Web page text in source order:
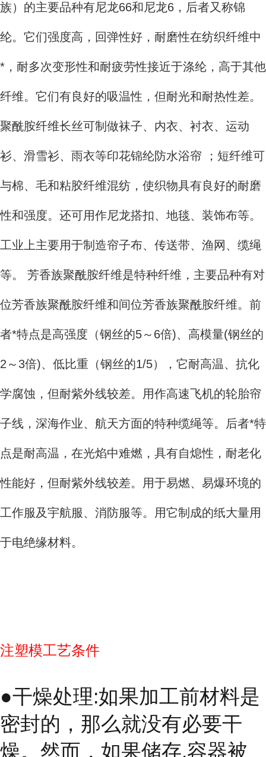
族）的主要品种有尼龙66和尼龙6，后者又称锦
纶。它们强度高，回弹性好，耐磨性在纺织纤维中
*，耐多次变形性和耐疲劳性接近于涤纶，高于其他
纤维。它们有良好的吸温性，但耐光和耐热性差。
聚酰胺纤维长丝可制做袜子、内衣、衬衣、运动
衫、滑雪衫、雨衣等印花锦纶防水浴帘 ；短纤维可
与棉、毛和粘胶纤维混纺，使织物具有良好的耐磨
性和强度。还可用作尼龙搭扣、地毯、装饰布等。
工业上主要用于制造帘子布、传送带、渔网、缆绳
等。 芳香族聚酰胺纤维是特种纤维，主要品种有对
位芳香族聚酰胺纤维和间位芳香族聚酰胺纤维。前
者*特点是高强度（钢丝的5～6倍)、高模量(钢丝的
2～3倍)、低比重（钢丝的1/5），它耐高温、抗化
学腐蚀，但耐紫外线较差。用作高速飞机的轮胎帘
子线，深海作业、航天方面的特种缆绳等。后者*特
点是耐高温，在光焰中难燃，具有自熄性，耐老化
性能好，但耐紫外线较差。用于易燃、易爆环境的
工作服及宇航服、消防服等。用它制成的纸大量用
于电绝缘材料。
注塑模工艺条件
●干燥处理:如果加工前材料是
密封的，那么就没有必要干
燥。然而，如果储存.容器被